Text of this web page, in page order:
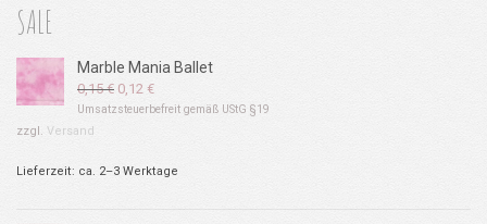
SALE
Marble Mania Ballet
0,15€ Ursprünglicher
Preis
0,12 €Aktueller
Preis
Umsatzsteuerbefreit gemäß UStG §19
zzgl. Versand
Lieferzeit: ca. 2–3 Werktage